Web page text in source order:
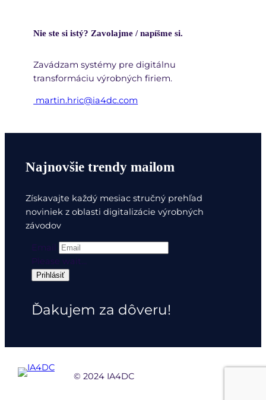
Nie ste si istý? Zavolajme / napíšme si.
Zavádzam systémy pre digitálnu
transformáciu výrobných firiem.
martin.hric@ia4dc.com
Najnovšie trendy mailom
Získavajte každý mesiac stručný prehľad
noviniek z oblasti digitalizácie výrobných
závodov
Email
Please wait…
Prihlásiť
Ďakujem za dôveru!
© 2024 IA4DC